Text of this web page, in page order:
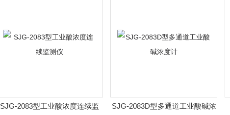
SJG-2083型工业酸浓度连续监
SJG-2083D型多通道工业酸碱浓